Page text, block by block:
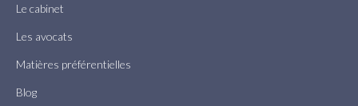
Le cabinet
Les avocats
Matières préférentielles
Blog